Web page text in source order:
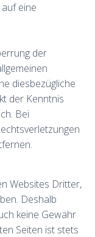
eine
der
diesbezügliche
der Kenntnis
Bei
Websites Dritter,
Deshalb
keine Gewähr
Seiten ist stets